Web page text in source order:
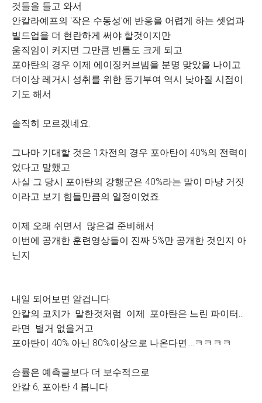
것들을 들고 와서
안칼라예프의 '작은 수동성'에 반응을 어렵게 하는 셋업과
빌드업을 더 현란하게 써야 할것이지만
움직임이 커지면 그만큼 빈틈도 크게 되고
포아탄의 경우 이제 에이징커브빔을 분명 맞았을 나이고
더이상 레거시 성취를 위한 동기부여 역시 낮아질 시점이
기도 해서
솔직히 모르겠네요.
그나마 기대할 것은 1차전의 경우 포아탄이 40%의 전력이
었다고 말했고
사실 그 당시 포아탄의 강행군은 40%라는 말이 마냥 거짓
이라고 보기 힘들만큼의 일정이었죠.
이제 오래 쉬면서 많은걸 준비해서
이번에 공개한 훈련영상들이 진짜 5%만 공개한 것인지 아
닌지
내일 되어보면 알겁니다.
안칼의 코치가 말한것처럼 이제 포아탄은 느린 파이터...
라면 별거 없을거고
포아탄이 40% 아닌 80%이상으로 나온다면....ㅋㅋㅋㅋ
승률은 예측글보다 더 보수적으로
안칼 6, 포아탄 4 봅니다.